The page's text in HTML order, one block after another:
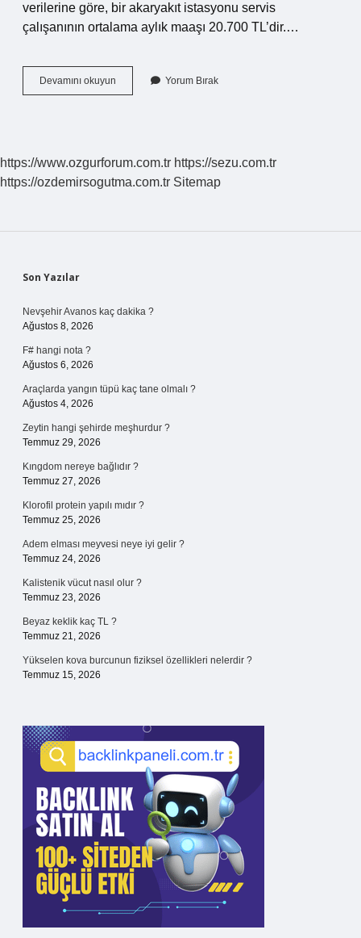
verilerine göre, bir akaryakıt istasyonu servis
çalışanının ortalama aylık maaşı 20.700 TL’dir.…
Devamını okuyun
Istasyonu
Yorum Bırak
https://www.ozgurforum.com.tr https://sezu.com.tr
https://ozdemirsogutma.com.tr Sitemap
Sidebar
Son Yazılar
Nevşehir Avanos kaç dakika ?
Ağustos 8, 2026
F# hangi nota ?
Ağustos 6, 2026
Araçlarda yangın tüpü kaç tane olmalı ?
Ağustos 4, 2026
Zeytin hangi şehirde meşhurdur ?
Temmuz 29, 2026
Kıngdom nereye bağlıdır ?
Temmuz 27, 2026
Klorofil protein yapılı mıdır ?
Temmuz 25, 2026
Adem elması meyvesi neye iyi gelir ?
Temmuz 24, 2026
Kalistenik vücut nasıl olur ?
Temmuz 23, 2026
Beyaz keklik kaç TL ?
Temmuz 21, 2026
Yükselen kova burcunun fiziksel özellikleri nelerdir ?
Temmuz 15, 2026